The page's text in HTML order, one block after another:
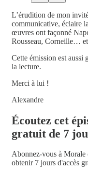
L’érudition de mon
communicative, éclaire
œuvres ont façonné
Rousseau, Corneille… et
Cette émission est aussi
la lecture.
Merci à lui !
Alexandre
Écoutez cet
gratuit de 7
Abonnez-vous à Morale
obtenir 7 jours d'accès